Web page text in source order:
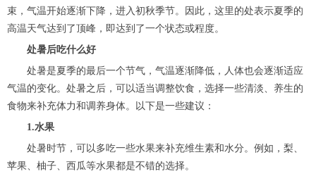
束，气温开始逐渐下降，进入初秋季节。因此，这里的处表示夏季的
高温天气达到了顶峰，即达到了一个状态或程度。
处暑后吃什么好
处暑是夏季的最后一个节气，气温逐渐降低，人体也会逐渐适应
气温的变化。处暑之后，可以适当调整饮食，选择一些清淡、养生的
食物来补充体力和调养身体。以下是一些建议：
1.水果
处暑时节，可以多吃一些水果来补充维生素和水分。例如，梨、
苹果、柚子、西瓜等水果都是不错的选择。